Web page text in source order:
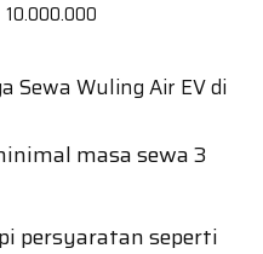
10.000.000
Sewa Wuling Air EV di
masa sewa 3
persyaratan seperti